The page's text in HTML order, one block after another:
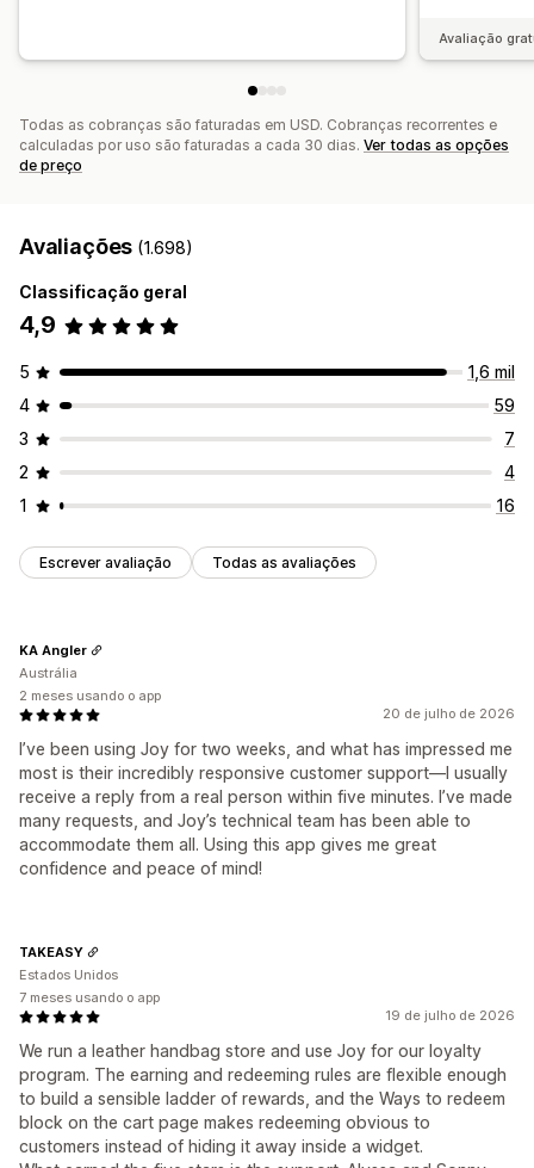
Avaliação
Todas as cobranças são faturadas em USD. Cobranças recorrentes e
calculadas por uso são faturadas a cada 30 dias. Ver todas as opções
de preço
Avaliações (1.698)
Classificação geral
4,9
5
1,6 mil
4
59
3
7
2
4
1
16
Escrever avaliação Todas as avaliações
20 de julho de 2026
I’ve been using Joy for two weeks, and what has impressed me
most is their incredibly responsive customer support—I usually
receive a reply from a real person within five minutes. I’ve made
many requests, and Joy’s technical team has been able to
accommodate them all. Using this app gives me great
confidence and peace of mind!
KA Angler
Austrália
2 meses usando o app
19 de julho de 2026
We run a leather handbag store and use Joy for our loyalty
program. The earning and redeeming rules are flexible enough
to build a sensible ladder of rewards, and the Ways to redeem
block on the cart page makes redeeming obvious to
customers instead of hiding it away inside a widget.
TAKEASY
Estados Unidos
7 meses usando o app